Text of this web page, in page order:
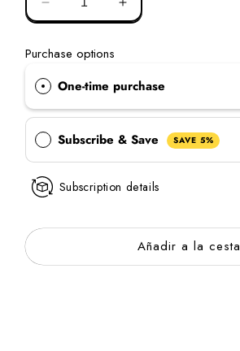
Disminuir
la
de
la
barra
acondicionadora
de
aceite
de
semilla
de
Aumentar
la
barra
acondicionadora
aceite
de
semilla
Purchase options
One-time purchase
Subscribe & Save SAVE 5%
Subscription details
Añadir a la cesta